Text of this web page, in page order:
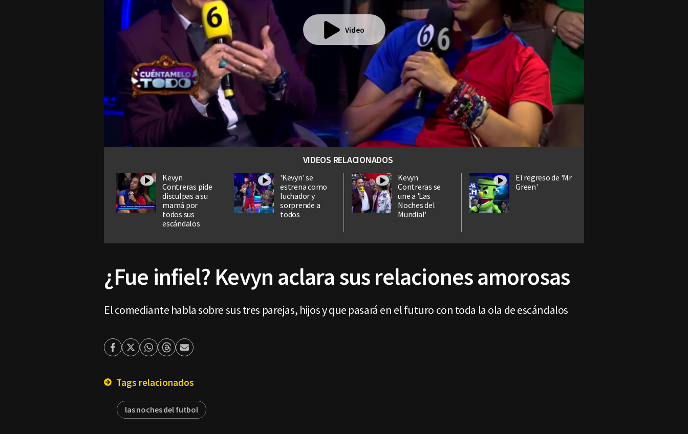
Video
VIDEOS RELACIONADOS
Kevyn
Contreras pide
disculpas a su
mamá por
todos sus
escándalos
'Kevyn' se
estrena como
luchador y
sorprende a
todos
Kevyn
Contreras se
une a 'Las
Noches del
Mundial'
El regreso de 'Mr
Green'
¿Fue infiel? Kevyn aclara sus relaciones amorosas
El comediante habla sobre sus tres parejas, hijos y que pasará en el futuro con toda la ola de escándalos
Facebook
TwitterWhatsapp
ThreadsEnviar
Tags relacionados
las noches del futbol